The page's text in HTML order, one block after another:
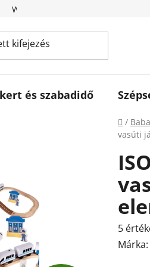
Webáruház értékelése
és szabadidő
/
vasúti
A
termék
5
Márka: